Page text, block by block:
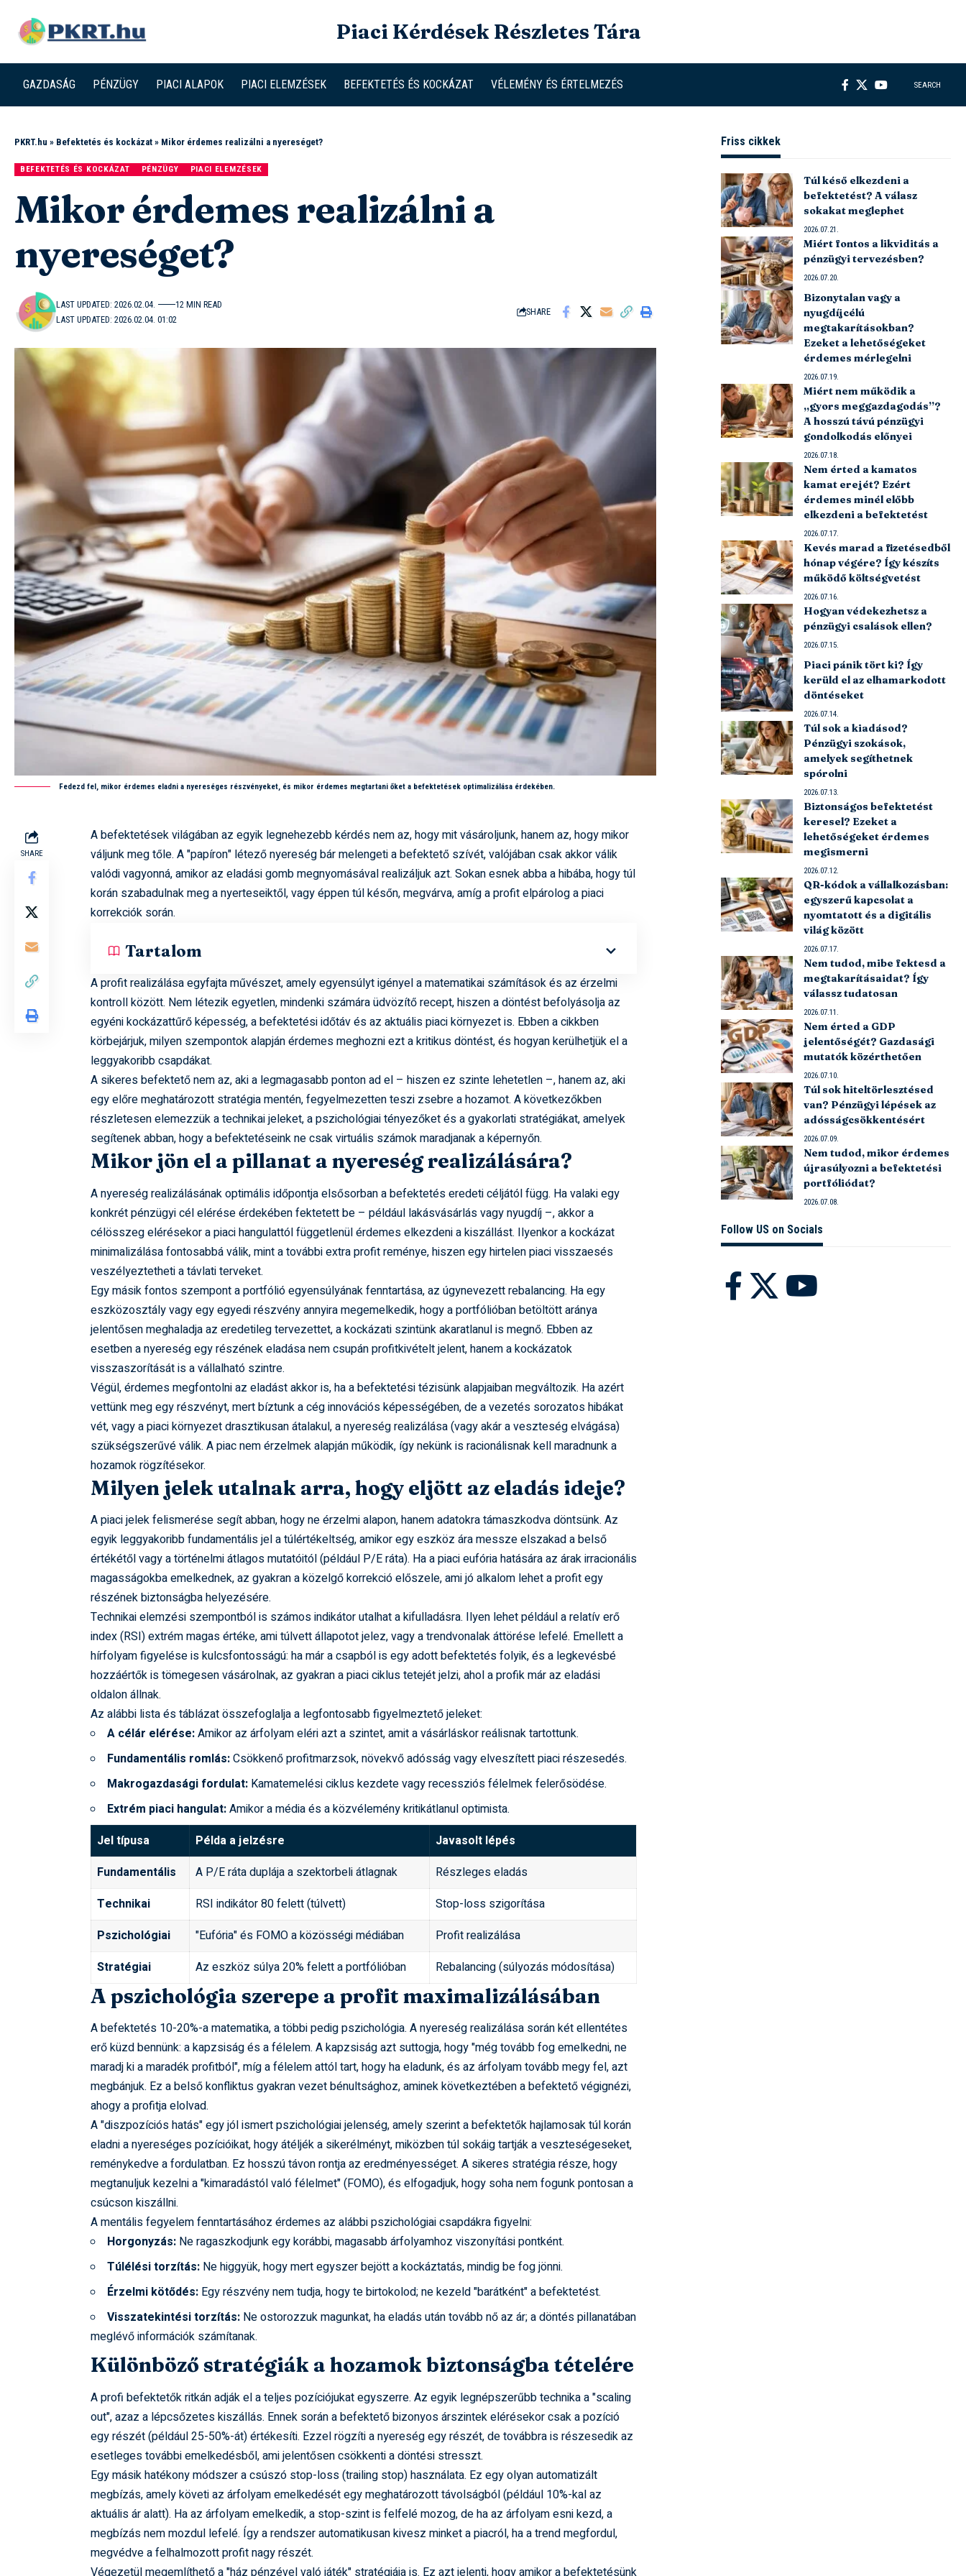
Piaci Kérdések Részletes Tára
GAZDASÁG PÉNZÜGY PIACI ALAPOK PIACI ELEMZÉSEK BEFEKTETÉS ÉS KOCKÁZAT VÉLEMÉNY ÉS ÉRTELMEZÉS SEARCH
PKRT.hu » Befektetés és kockázat » Mikor érdemes realizálni a nyereséget?
BEFEKTETÉS ÉS KOCKÁZAT PÉNZÜGY PIACI ELEMZÉSEK
Mikor érdemes realizálni a
nyereséget?
LAST UPDATED: 2026.02.04. 01:02
LAST UPDATED: 2026.02.04. 12 MIN READ
SHARE
Fedezd fel, mikor érdemes eladni a nyereséges részvényeket, és mikor érdemes megtartani őket a befektetések optimalizálása érdekében.
SHARE
A befektetések világában az egyik legnehezebb kérdés nem az, hogy mit vásároljunk, hanem az, hogy mikor
váljunk meg tőle. A "papíron" létező nyereség bár melengeti a befektető szívét, valójában csak akkor válik
valódi vagyonná, amikor az eladási gomb megnyomásával realizáljuk azt. Sokan esnek abba a hibába, hogy túl
korán szabadulnak meg a nyerteseiktől, vagy éppen túl későn, megvárva, amíg a profit elpárolog a piaci
korrekciók során.
Tartalom
A profit realizálása egyfajta művészet, amely egyensúlyt igényel a matematikai számítások és az érzelmi
kontroll között. Nem létezik egyetlen, mindenki számára üdvözítő recept, hiszen a döntést befolyásolja az
egyéni kockázattűrő képesség, a befektetési időtáv és az aktuális piaci környezet is. Ebben a cikkben
körbejárjuk, milyen szempontok alapján érdemes meghozni ezt a kritikus döntést, és hogyan kerülhetjük el a
leggyakoribb csapdákat.
A sikeres befektető nem az, aki a legmagasabb ponton ad el – hiszen ez szinte lehetetlen –, hanem az, aki
egy előre meghatározott stratégia mentén, fegyelmezetten teszi zsebre a hozamot. A következőkben
részletesen elemezzük a technikai jeleket, a pszichológiai tényezőket és a gyakorlati stratégiákat, amelyek
segítenek abban, hogy a befektetéseink ne csak virtuális számok maradjanak a képernyőn.
Mikor jön el a pillanat a nyereség realizálására?
A nyereség realizálásának optimális időpontja elsősorban a befektetés eredeti céljától függ. Ha valaki egy
konkrét pénzügyi cél elérése érdekében fektetett be – például lakásvásárlás vagy nyugdíj –, akkor a
célösszeg elérésekor a piaci hangulattól függetlenül érdemes elkezdeni a kiszállást. Ilyenkor a kockázat
minimalizálása fontosabbá válik, mint a további extra profit reménye, hiszen egy hirtelen piaci visszaesés
veszélyeztetheti a távlati terveket.
Egy másik fontos szempont a portfólió egyensúlyának fenntartása, az úgynevezett rebalancing. Ha egy
eszközosztály vagy egy egyedi részvény annyira megemelkedik, hogy a portfólióban betöltött aránya
jelentősen meghaladja az eredetileg tervezettet, a kockázati szintünk akaratlanul is megnő. Ebben az
esetben a nyereség egy részének eladása nem csupán profitkivételt jelent, hanem a kockázatok
visszaszorítását is a vállalható szintre.
Végül, érdemes megfontolni az eladást akkor is, ha a befektetési tézisünk alapjaiban megváltozik. Ha azért
vettünk meg egy részvényt, mert bíztunk a cég innovációs képességében, de a vezetés sorozatos hibákat
vét, vagy a piaci környezet drasztikusan átalakul, a nyereség realizálása (vagy akár a veszteség elvágása)
szükségszerűvé válik. A piac nem érzelmek alapján működik, így nekünk is racionálisnak kell maradnunk a
hozamok rögzítésekor.
Milyen jelek utalnak arra, hogy eljött az eladás ideje?
A piaci jelek felismerése segít abban, hogy ne érzelmi alapon, hanem adatokra támaszkodva döntsünk. Az
egyik leggyakoribb fundamentális jel a túlértékeltség, amikor egy eszköz ára messze elszakad a belső
értékétől vagy a történelmi átlagos mutatóitól (például P/E ráta). Ha a piaci eufória hatására az árak irracionális
magasságokba emelkednek, az gyakran a közelgő korrekció előszele, ami jó alkalom lehet a profit egy
részének biztonságba helyezésére.
Technikai elemzési szempontból is számos indikátor utalhat a kifulladásra. Ilyen lehet például a relatív erő
index (RSI) extrém magas értéke, ami túlvett állapotot jelez, vagy a trendvonalak áttörése lefelé. Emellett a
hírfolyam figyelése is kulcsfontosságú: ha már a csapból is egy adott befektetés folyik, és a legkevésbé
hozzáértők is tömegesen vásárolnak, az gyakran a piaci ciklus tetejét jelzi, ahol a profik már az eladási
oldalon állnak.
Az alábbi lista és táblázat összefoglalja a legfontosabb figyelmeztető jeleket:
A célár elérése:Amikor az árfolyam eléri azt a szintet, amit a vásárláskor reálisnak tartottunk.
Fundamentális romlás:Csökkenő profitmarzsok, növekvő adósság vagy elveszített piaci részesedés.
Makrogazdasági fordulat:Kamatemelési ciklus kezdete vagy recessziós félelmek felerősödése.
Extrém piaci hangulat:Amikor a média és a közvélemény kritikátlanul optimista.
Jel típusa
Példa a jelzésre
Javasolt lépés
Fundamentális
A P/E ráta duplája a szektorbeli átlagnak
Részleges eladás
Technikai
RSI indikátor 80 felett (túlvett)
Stop-loss szigorítása
Pszichológiai
"Eufória" és FOMO a közösségi médiában
Profit realizálása
Stratégiai
Az eszköz súlya 20% felett a portfólióban Rebalancing (súlyozás módosítása)
A pszichológia szerepe a profit maximalizálásában
A befektetés 10-20%-a matematika, a többi pedig pszichológia. A nyereség realizálása során két ellentétes
erő küzd bennünk: a kapzsiság és a félelem. A kapzsiság azt suttogja, hogy "még tovább fog emelkedni, ne
maradj ki a maradék profitból", míg a félelem attól tart, hogy ha eladunk, és az árfolyam tovább megy fel, azt
megbánjuk. Ez a belső konfliktus gyakran vezet bénultsághoz, aminek következtében a befektető végignézi,
ahogy a profitja elolvad.
A "diszpozíciós hatás" egy jól ismert pszichológiai jelenség, amely szerint a befektetők hajlamosak túl korán
eladni a nyereséges pozícióikat, hogy átéljék a sikerélményt, miközben túl sokáig tartják a veszteségeseket,
reménykedve a fordulatban. Ez hosszú távon rontja az eredményességet. A sikeres stratégia része, hogy
megtanuljuk kezelni a "kimaradástól való félelmet" (FOMO), és elfogadjuk, hogy soha nem fogunk pontosan a
csúcson kiszállni.
A mentális fegyelem fenntartásához érdemes az alábbi pszichológiai csapdákra figyelni:
Horgonyzás:Ne ragaszkodjunk egy korábbi, magasabb árfolyamhoz viszonyítási pontként.
Túlélési torzítás:Ne higgyük, hogy mert egyszer bejött a kockáztatás, mindig be fog jönni.
Érzelmi kötődés:Egy részvény nem tudja, hogy te birtokolod; ne kezeld "barátként" a befektetést.
Visszatekintési torzítás:Ne ostorozzuk magunkat, ha eladás után tovább nő az ár; a döntés pillanatában
meglévő információk számítanak.
Különböző stratégiák a hozamok biztonságba tételére
A profi befektetők ritkán adják el a teljes pozíciójukat egyszerre. Az egyik legnépszerűbb technika a "scaling
out", azaz a lépcsőzetes kiszállás. Ennek során a befektető bizonyos árszintek elérésekor csak a pozíció
egy részét (például 25-50%-át) értékesíti. Ezzel rögzíti a nyereség egy részét, de továbbra is részesedik az
esetleges további emelkedésből, ami jelentősen csökkenti a döntési stresszt.
Egy másik hatékony módszer a csúszó stop-loss (trailing stop) használata. Ez egy olyan automatizált
megbízás, amely követi az árfolyam emelkedését egy meghatározott távolságból (például 10%-kal az
aktuális ár alatt). Ha az árfolyam emelkedik, a stop-szint is felfelé mozog, de ha az árfolyam esni kezd, a
megbízás nem mozdul lefelé. Így a rendszer automatikusan kivesz minket a piacról, ha a trend megfordul,
megvédve a felhalmozott profit nagy részét.
Végezetül megemlíthető a "ház pénzével való játék" stratégiája is. Ez azt jelenti, hogy amikor a befektetésünk
Friss cikkek
Túl késő elkezdeni a
befektetést? A válasz
sokakat meglephet
2026.07.21.
Miért fontos a likviditás a
pénzügyi tervezésben?
2026.07.20.
Bizonytalan vagy a
nyugdíjcélú
megtakarításokban?
Ezeket a lehetőségeket
érdemes mérlegelni
2026.07.19.
Miért nem működik a
„gyors meggazdagodás”?
A hosszú távú pénzügyi
gondolkodás előnyei
2026.07.18.
Nem érted a kamatos
kamat erejét? Ezért
érdemes minél előbb
elkezdeni a befektetést
2026.07.17.
Kevés marad a fizetésedből
hónap végére? Így készíts
működő költségvetést
2026.07.16.
Hogyan védekezhetsz a
pénzügyi csalások ellen?
2026.07.15.
Piaci pánik tört ki? Így
kerüld el az elhamarkodott
döntéseket
2026.07.14.
Túl sok a kiadásod?
Pénzügyi szokások,
amelyek segíthetnek
spórolni
2026.07.13.
Biztonságos befektetést
keresel? Ezeket a
lehetőségeket érdemes
megismerni
2026.07.12.
QR-kódok a vállalkozásban:
egyszerű kapcsolat a
nyomtatott és a digitális
világ között
2026.07.17.
Nem tudod, mibe fektesd a
megtakarításaidat? Így
válassz tudatosan
2026.07.11.
Nem érted a GDP
jelentőségét? Gazdasági
mutatók közérthetően
2026.07.10.
Túl sok hiteltörlesztésed
van? Pénzügyi lépések az
adósságcsökkentésért
2026.07.09.
Nem tudod, mikor érdemes
újrasúlyozni a befektetési
portfóliódat?
2026.07.08.
Follow US on Socials